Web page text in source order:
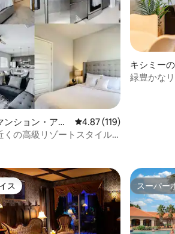
つ星の平均評価
ンション・アパ
レビュー119件、5つ星
4.87 (119)
くの高級リゾートスタイル
キシミー
ート
緑豊かな
ス
ス スーパー
スーパー